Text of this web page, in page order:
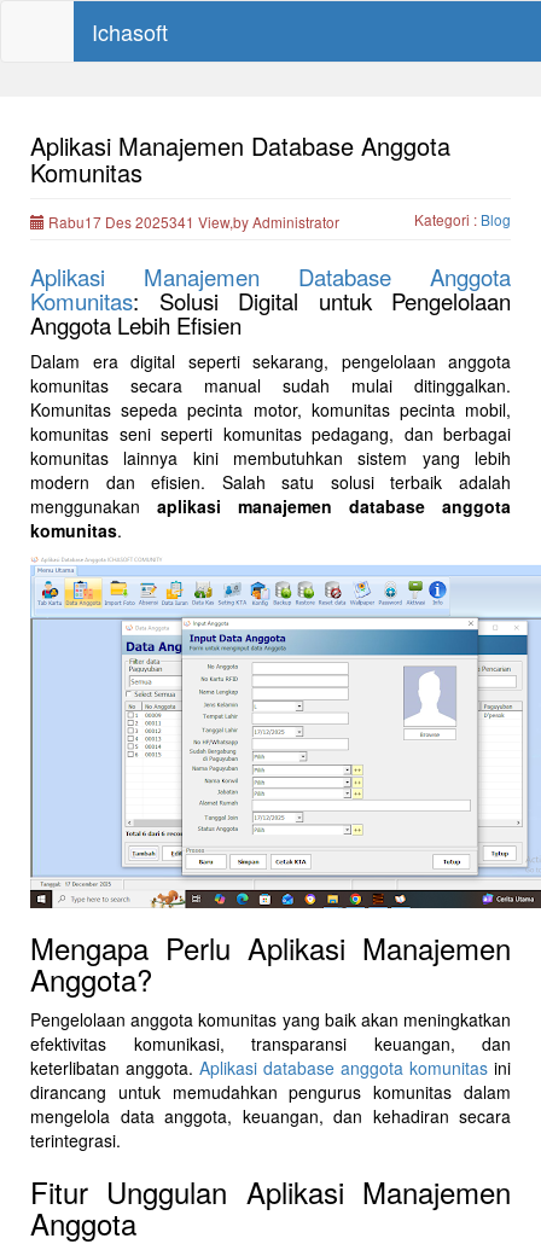
Ichasoft
Aplikasi Manajemen Database Anggota
Komunitas
Rabu17 Des 2025341 View,by Administrator Kategori : Blog
Aplikasi Manajemen Database Anggota
Komunitas: Solusi Digital untuk Pengelolaan
Anggota Lebih Efisien
Dalam era digital seperti sekarang, pengelolaan anggota
komunitas secara manual sudah mulai ditinggalkan.
Komunitas sepeda pecinta motor, komunitas pecinta mobil,
komunitas seni seperti komunitas pedagang, dan berbagai
komunitas lainnya kini membutuhkan sistem yang lebih
modern dan efisien. Salah satu solusi terbaik adalah
menggunakan aplikasi manajemen database anggota
komunitas.
Mengapa Perlu Aplikasi Manajemen
Anggota?
Pengelolaan anggota komunitas yang baik akan meningkatkan
efektivitas komunikasi, transparansi keuangan, dan
keterlibatan anggota. Aplikasi database anggota komunitas ini
dirancang untuk memudahkan pengurus komunitas dalam
mengelola data anggota, keuangan, dan kehadiran secara
terintegrasi.
Fitur Unggulan Aplikasi Manajemen
Anggota